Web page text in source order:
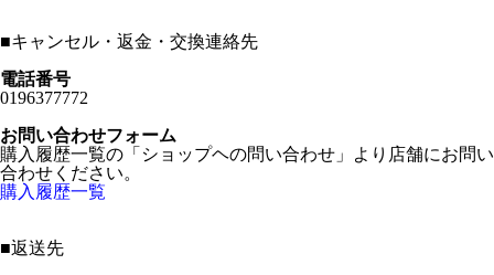
■キャンセル・返金・交換連絡先
電話番号
0196377772
お問い合わせフォーム
購入履歴一覧の「ショップヘの問い合わせ」より店舗にお問い
合わせください。
購入履歴一覧
■返送先